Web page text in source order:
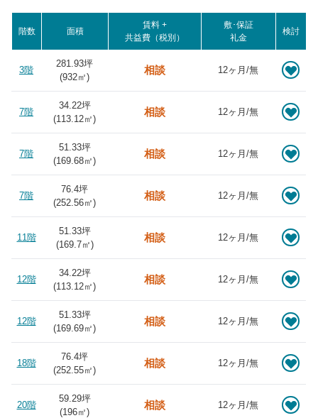
階数 面積
賃料 +
共益費（税別）
敷･保証
礼金
検討
3階
281.93坪
(932㎡)
相談 12ヶ月/無
7階
34.22坪
(113.12㎡)
相談 12ヶ月/無
7階
51.33坪
(169.68㎡)
相談 12ヶ月/無
7階
76.4坪
(252.56㎡)
相談 12ヶ月/無
11階
51.33坪
(169.7㎡)
相談 12ヶ月/無
12階
34.22坪
(113.12㎡)
相談 12ヶ月/無
12階
51.33坪
(169.69㎡)
相談 12ヶ月/無
18階
76.4坪
(252.55㎡)
相談 12ヶ月/無
20階
59.29坪
(196㎡)
相談 12ヶ月/無